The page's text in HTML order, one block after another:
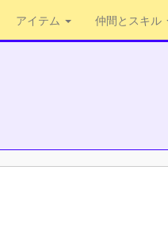
アイテム 仲間とスキル